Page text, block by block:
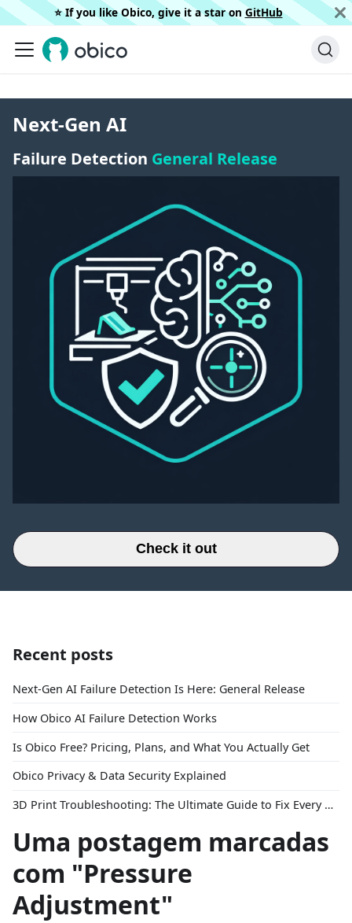
⭐️ If you like Obico, give it a star on GitHub
Next-Gen AI
Failure Detection General Release
Check it out
Recent posts
Next-Gen AI Failure Detection Is Here: General Release
How Obico AI Failure Detection Works
Is Obico Free? Pricing, Plans, and What You Actually Get
Obico Privacy & Data Security Explained
3D Print Troubleshooting: The Ultimate Guide to Fix Every Common Problem [2026]
Uma postagem marcadas
com "Pressure
Adjustment"